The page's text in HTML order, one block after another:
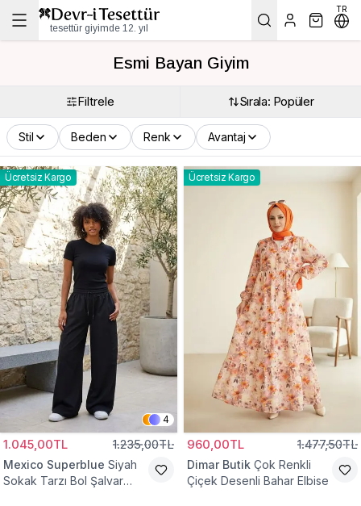
tesettür giyimde 12. yıl
TR
Esmi Bayan Giyim
Filtrele Sırala: Popüler
Stil Beden Renk Avantaj
Ücretsiz Kargo
4
1.045,00TL 1.235,00TL
Mexico Superblue Siyah
Sokak Tarzı Bol Şalvar
Ücretsiz Kargo
960,00TL 1.477,50TL
Dimar Butik Çok Renkli
Çiçek Desenli Bahar Elbise